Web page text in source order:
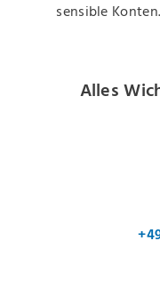
sensible Konten.
Alles